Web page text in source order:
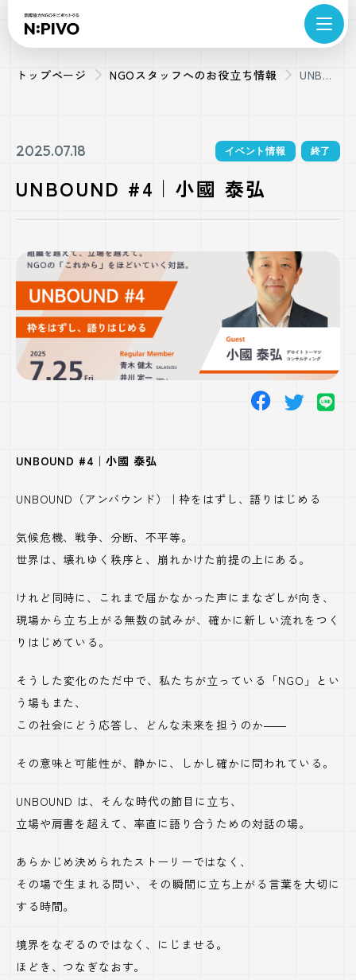
トップページ NGOスタッフへのお役立ち情報
UNBOUND
2025.07.18 イベント情報 終了
UNBOUND #4｜小國 泰弘
UNBOUND #4｜小國 泰弘
UNBOUND （アンバウンド）｜枠をはずし、語りはじめる
気候危機、戦争、分断、不平等。
世界は、壊れゆく秩序と、崩れかけた前提の上にある。
けれど同時に、これまで届かなかった声にまなざしが向き、
現場から立ち上がる無数の試みが、確かに新しい流れをつく
りはじめている。
そうした変化のただ中で、私たちが立っている「NGO 」とい
う場もまた、
この社会にどう応答し、どんな未来を担うのか――
その意味と可能性が、静かに、しかし確かに問われている。
UNBOUND は、そんな時代の節目に立ち、
立場や肩書を超えて、率直に語り合うための対話の場。
あらかじめ決められたストーリーではなく、
その場で生まれる問い、その瞬間に立ち上がる言葉を大切に
する時間。
境界をなぞるのではなく、にじませる。
ほどき、つなぎなおす。